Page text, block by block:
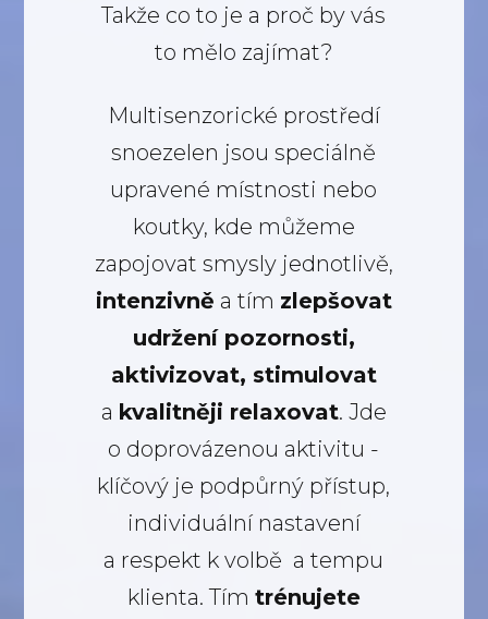
Takže co to je a proč by vás
to mělo zajímat?
Multisenzorické prostředí
snoezelen jsou speciálně
upravené místnosti nebo
koutky, kde můžeme
zapojovat smysly jednotlivě,
intenzivně a tím zlepšovat
udržení pozornosti,
aktivizovat, stimulovat
a kvalitněji relaxovat. Jde
o doprovázenou aktivitu -
klíčový je podpůrný přístup,
individuální nastavení
a respekt k volbě a tempu
klienta. Tím trénujete